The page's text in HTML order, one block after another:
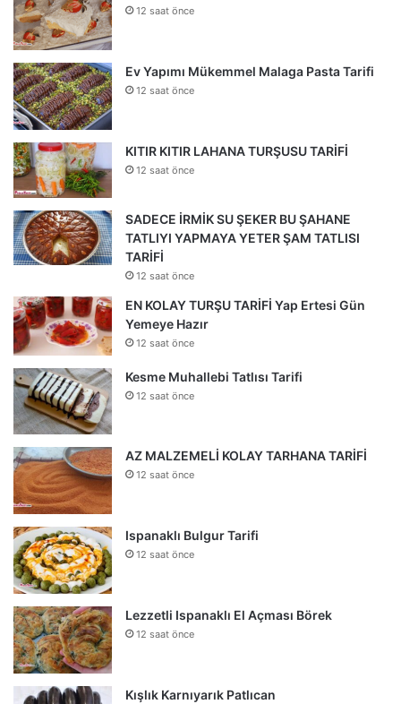
12 saat önce
Ev Yapımı Mükemmel Malaga Pasta Tarifi
12 saat önce
KITIR KITIR LAHANA TURŞUSU TARİFİ
12 saat önce
SADECE İRMİK SU ŞEKER BU ŞAHANE
TATLIYI YAPMAYA YETER ŞAM TATLISI
TARİFİ
12 saat önce
EN KOLAY TURŞU TARİFİ Yap Ertesi Gün
Yemeye Hazır
12 saat önce
Kesme Muhallebi Tatlısı Tarifi
12 saat önce
AZ MALZEMELİ KOLAY TARHANA TARİFİ
12 saat önce
Ispanaklı Bulgur Tarifi
12 saat önce
Lezzetli Ispanaklı El Açması Börek
12 saat önce
Kışlık Karnıyarık Patlıcan